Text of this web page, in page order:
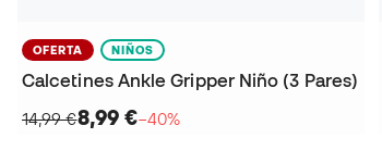
OFERTA NIÑOS
Calcetines Ankle Gripper Niño (3 Pares)
14,99 €8,99 €−40%